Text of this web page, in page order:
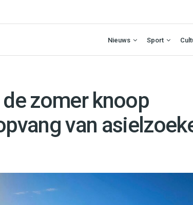
Nieuws Sport
zomer knoop
van